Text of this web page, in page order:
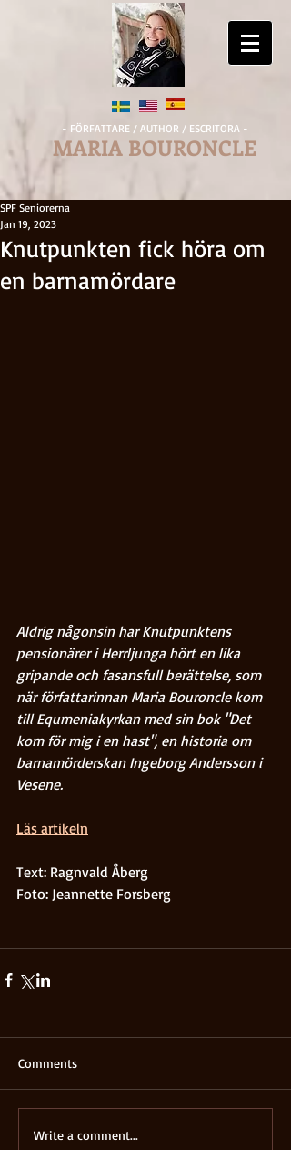
- FÖRFATTARE / AUTHOR / ESCRITORA -
MARIA BOURONCLE
Knutpunkten fick höra om
en barnamördare
SPF Seniorerna
Jan 19, 2023
Aldrig någonsin har Knutpunktens
pensionärer i Herrljunga hört en lika
gripande och fasansfull berättelse, som
när författarinnan Maria Bouroncle kom
till Equmeniakyrkan med sin bok "Det
kom för mig i en hast", en historia om
barnamörderskan Ingeborg Andersson i
Vesene.
Läs artikeln
Text: Ragnvald Åberg
Foto: Jeannette Forsberg
Comments
Write a comment...